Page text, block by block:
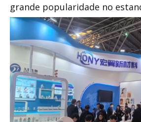
grande popularidade no